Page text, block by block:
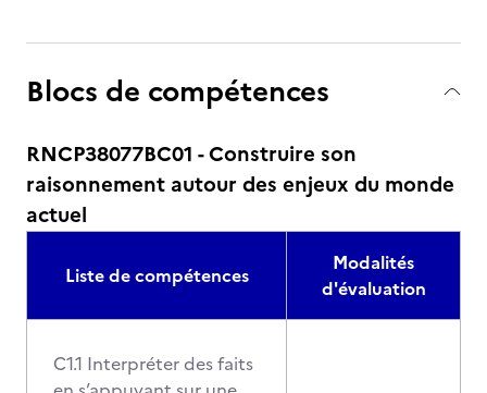
Blocs de compétences
RNCP38077BC01 - Construire son
raisonnement autour des enjeux du monde
actuel
Liste de compétences
Modalités
d'évaluation
C1.1 Interpréter des faits